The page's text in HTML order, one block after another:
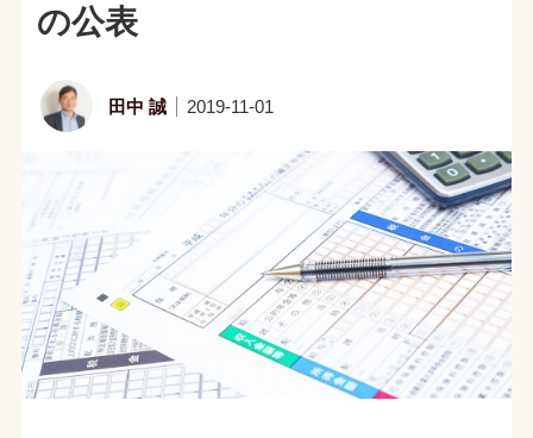
の公表
田中 誠 2019-11-01